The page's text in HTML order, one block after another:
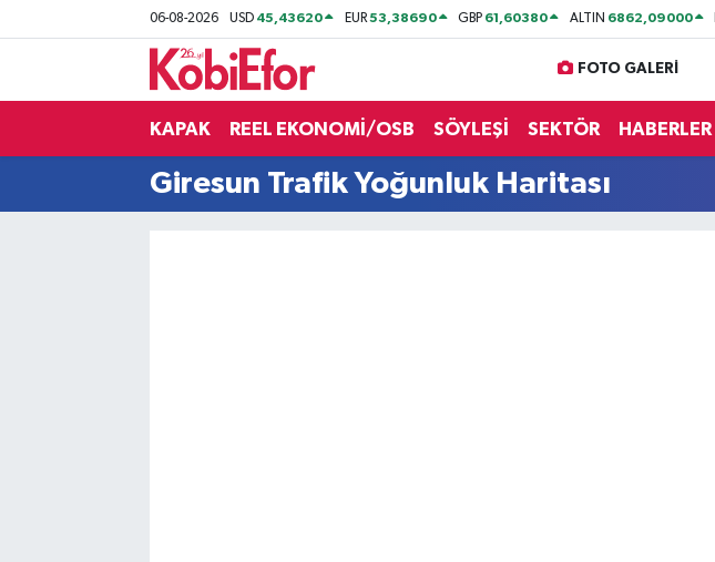
06-08-2026 USD 45,43620 EUR53,38690 GBP 61,60380 ALTIN 6862,09000
FOTO GALERİ
KAPAK REEL EKONOMİ/OSB SÖYLEŞİ SEKTÖR HABERLER
Giresun Trafik Yoğunluk Haritası
BİLİŞİM PANO
DESTEK-TEŞVİK